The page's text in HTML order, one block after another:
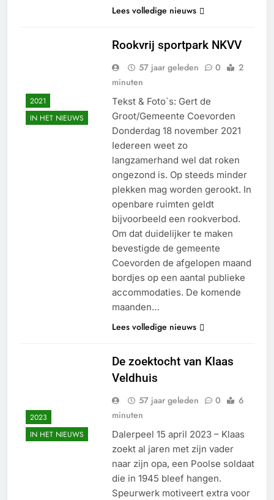
Lees volledige nieuws
2021
IN HET NIEUWS
Rookvrij sportpark NKVV
57 jaar geleden 0
2
minuten
Tekst & Foto`s: Gert de
Groot/Gemeente Coevorden
Donderdag 18 november 2021
Iedereen weet zo
langzamerhand wel dat roken
ongezond is. Op steeds minder
plekken mag worden gerookt. In
openbare ruimten geldt
bijvoorbeeld een rookverbod.
Om dat duidelijker te maken
bevestigde de gemeente
Coevorden de afgelopen maand
bordjes op een aantal publieke
accommodaties. De komende
maanden…
Lees volledige nieuws
2023
IN HET NIEUWS
De zoektocht van Klaas
Veldhuis
57 jaar geleden 0
6
minuten
Dalerpeel 15 april 2023 – Klaas
zoekt al jaren met zijn vader
naar zijn opa, een Poolse soldaat
die in 1945 bleef hangen.
Speurwerk motiveert extra voor